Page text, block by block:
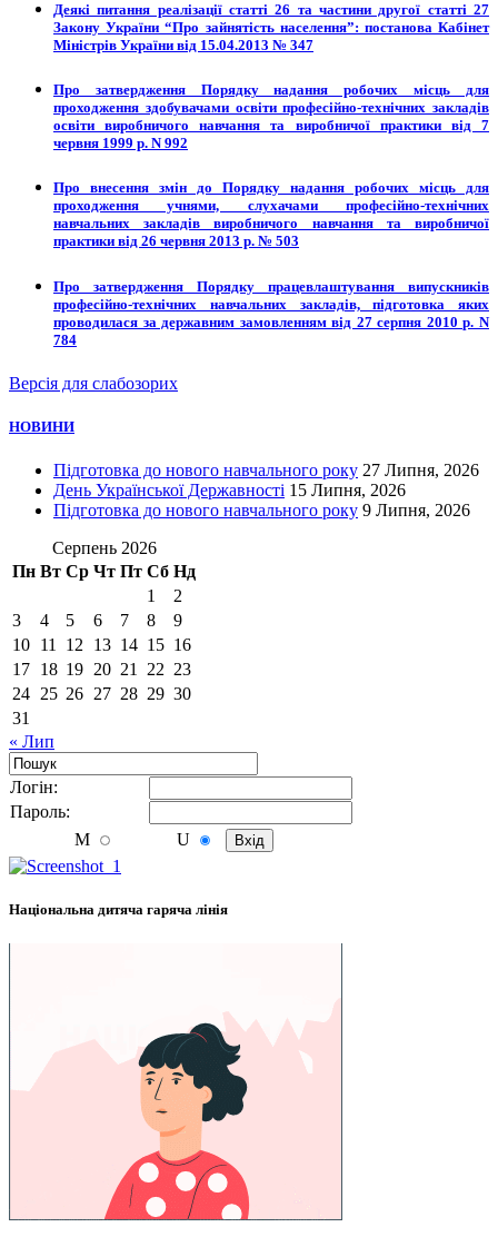
Деякі питання реалізації статті 26 та частини другої статті 27
Закону України “Про зайнятість населення”: постанова Кабінет
Міністрів України від 15.04.2013 № 347
Про затвердження Порядку надання робочих місць для
проходження здобувачами освіти професійно-технічних закладів
освіти виробничого навчання та виробничої практики від 7
червня 1999 р. N 992
Про внесення змін до Порядку надання робочих місць для
проходження учнями, слухачами професійно-технічних
навчальних закладів виробничого навчання та виробничої
практики від 26 червня 2013 р. № 503
Про затвердження Порядку працевлаштування випускників
професійно-технічних навчальних закладів, підготовка яких
проводилася за державним замовленням від 27 серпня 2010 р. N
784
Версія для слабозорих
НОВИНИ
Підготовка до нового навчального року 27 Липня, 2026
День Української Державності 15 Липня, 2026
Підготовка до нового навчального року 9 Липня, 2026
Серпень 2026
Пн Вт Ср Чт Пт Сб Нд
1
2
3
4 5 6 7 8
9
10 11 12 13 14 15 16
17 18 19 20 21 22 23
24 25 26 27 28 29 30
31
« Лип
Логiн:
Пароль:
M
U
Національна дитяча гаряча лінія